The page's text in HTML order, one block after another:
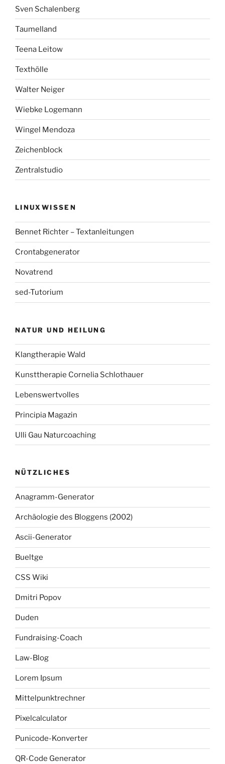
Sven Schalenberg
Taumelland
Teena Leitow
Texthölle
Walter Neiger
Wiebke Logemann
Wingel Mendoza
Zeichenblock
Zentralstudio
LINUXWISSEN
Bennet Richter – Textanleitungen
Crontabgenerator
Novatrend
sed-Tutorium
NATUR UND HEILUNG
Klangtherapie Wald
Kunsttherapie Cornelia Schlothauer
Lebenswertvolles
Principia Magazin
Ulli Gau Naturcoaching
NÜTZLICHES
Anagramm-Generator
Archäologie des Bloggens (2002)
Ascii-Generator
Bueltge
CSS Wiki
Dmitri Popov
Duden
Fundraising-Coach
Law-Blog
Lorem Ipsum
Mittelpunktrechner
Pixelcalculator
Punicode-Konverter
QR-Code Generator